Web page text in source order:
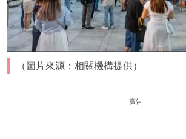
（圖片來源：相關機構提供）
廣告